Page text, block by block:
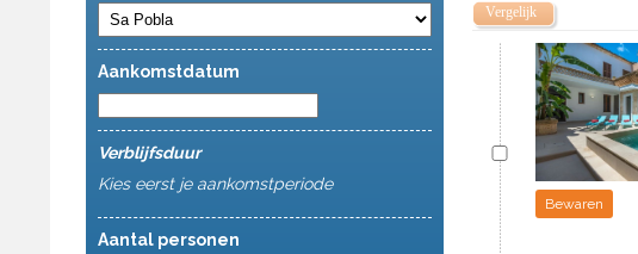
Aankomstdatum
Verblijfsduur
Kies eerst je aankomstperiode
Aantal personen
Vergelijk
Bewaren